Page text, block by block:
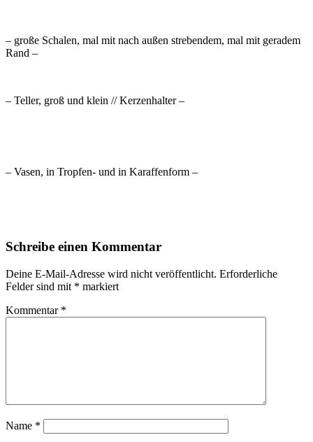
– große Schalen, mal mit nach außen strebendem, mal mit geradem
Rand –
– Teller, groß und klein // Kerzenhalter –
– Vasen, in Tropfen- und in Karaffenform –
Schreibe einen Kommentar
Deine E-Mail-Adresse wird nicht veröffentlicht. Erforderliche
Felder sind mit * markiert
Kommentar *
Name *